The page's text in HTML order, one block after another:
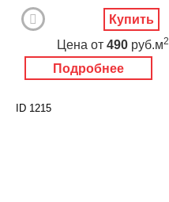
Подробнее
Цена от 490 руб.м2
Купить
ID 1215